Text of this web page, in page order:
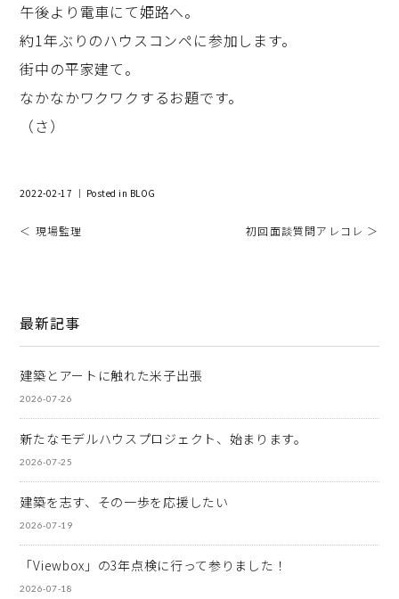
午後より電車にて姫路へ。
約1年ぶりのハウスコンペに参加します。
街中の平家建て。
なかなかワクワクするお題です。
（さ）
2022-02-17 ｜ Posted in BLOG
＜ 現場監理 初回面談質問アレコレ ＞
最新記事
建築とアートに触れた米子出張
2026-07-26
新たなモデルハウスプロジェクト、始まります。
2026-07-25
建築を志す、その一歩を応援したい
2026-07-19
「Viewbox」の3年点検に行って参りました！
2026-07-18